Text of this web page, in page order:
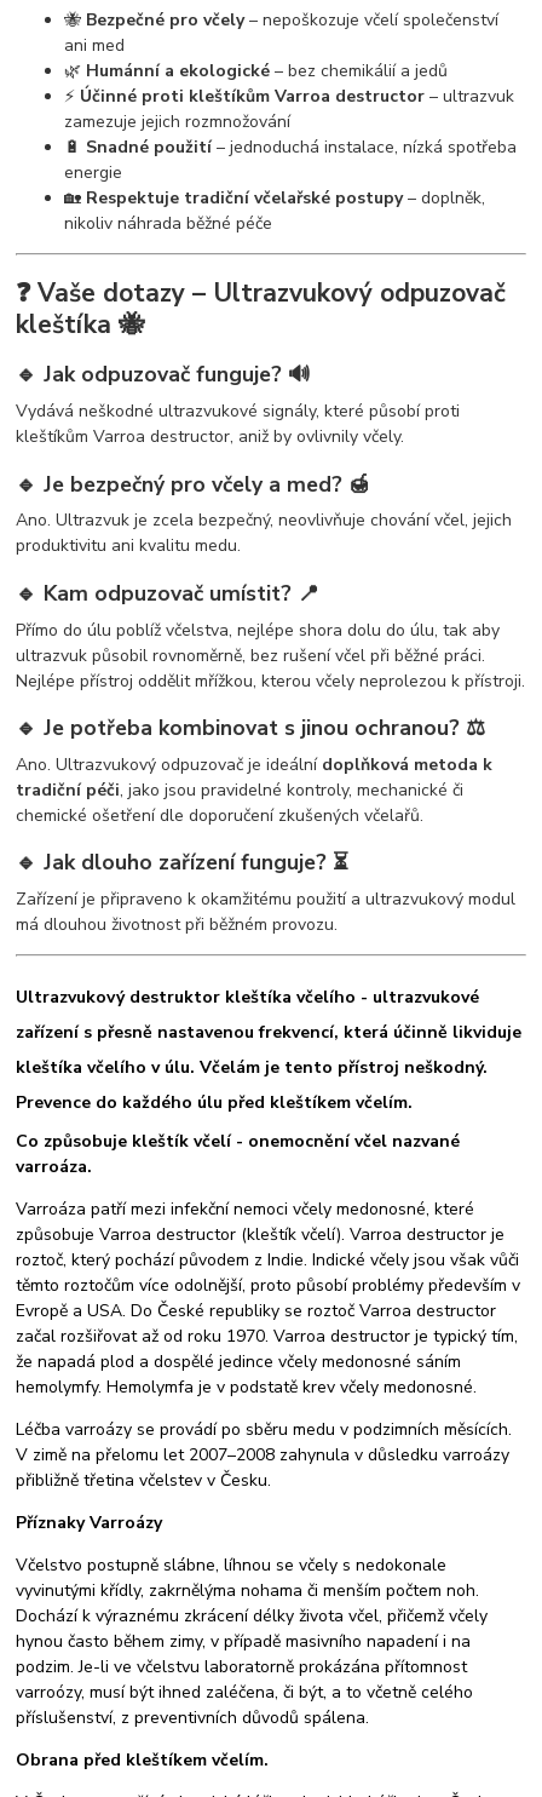
🐝 Bezpečné pro včely– nepoškozuje včelí společenství
ani med
🌿 Humánní a ekologické – bez chemikálií a jedů
⚡ Účinné proti kleštíkům Varroa destructor – ultrazvuk
zamezuje jejich rozmnožování
🔋 Snadné použití– jednoduchá instalace, nízká spotřeba
energie
🏡 Respektuje tradiční včelařské postupy– doplněk,
nikoliv náhrada běžné péče
❓ Vaše dotazy – Ultrazvukový odpuzovač
kleštíka 🐝
🔹 Jak odpuzovač funguje? 🔊
Vydává neškodné ultrazvukové signály, které působí proti
kleštíkům Varroa destructor, aniž by ovlivnily včely.
🔹 Je bezpečný pro včely a med? 🍯
Ano. Ultrazvuk je zcela bezpečný, neovlivňuje chování včel, jejich
produktivitu ani kvalitu medu.
🔹 Kam odpuzovač umístit? 📍
Přímo do úlu poblíž včelstva, nejlépe shora dolu do úlu, tak aby
ultrazvuk působil rovnoměrně, bez rušení včel při běžné práci.
Nejlépe přístroj oddělit mřížkou, kterou včely neprolezou k přístroji.
🔹 Je potřeba kombinovat s jinou ochranou? ⚖️
Ano. Ultrazvukový odpuzovač je ideální doplňková metoda k
tradiční péči, jako jsou pravidelné kontroly, mechanické či
chemické ošetření dle doporučení zkušených včelařů.
🔹 Jak dlouho zařízení funguje? ⏳
Zařízení je připraveno k okamžitému použití a ultrazvukový modul
má dlouhou životnost při běžném provozu.
Ultrazvukový destruktor kleštíka včelího - ultrazvukové
zařízení s přesně nastavenou frekvencí, která účinně likviduje
kleštíka včelího v úlu. Včelám je tento přístroj neškodný.
Prevence do každého úlu před kleštíkem včelím.
Co způsobuje kleštík včelí - onemocnění včel nazvané
varroáza.
Varroáza patří mezi infekční nemoci včely medonosné, které
způsobuje Varroa destructor (kleštík včelí). Varroa destructor je
roztoč, který pochází původem z Indie. Indické včely jsou však vůči
těmto roztočům více odolnější, proto působí problémy především v
Evropě a USA. Do České republiky se roztoč Varroa destructor
začal rozšiřovat až od roku 1970. Varroa destructor je typický tím,
že napadá plod a dospělé jedince včely medonosné sáním
hemolymfy. Hemolymfa je v podstatě krev včely medonosné.
Léčba varroázy se provádí po sběru medu v podzimních měsících.
V zimě na přelomu let 2007–2008 zahynula v důsledku varroázy
přibližně třetina včelstev v Česku.
Příznaky Varroázy
Včelstvo postupně slábne, líhnou se včely s nedokonale
vyvinutými křídly, zakrnělýma nohama či menším počtem noh.
Dochází k výraznému zkrácení délky života včel, přičemž včely
hynou často během zimy, v případě masivního napadení i na
podzim. Je-li ve včelstvu laboratorně prokázána přítomnost
varroózy, musí být ihned zaléčena, či být, a to včetně celého
příslušenství, z preventivních důvodů spálena.
Obrana před kleštíkem včelím.